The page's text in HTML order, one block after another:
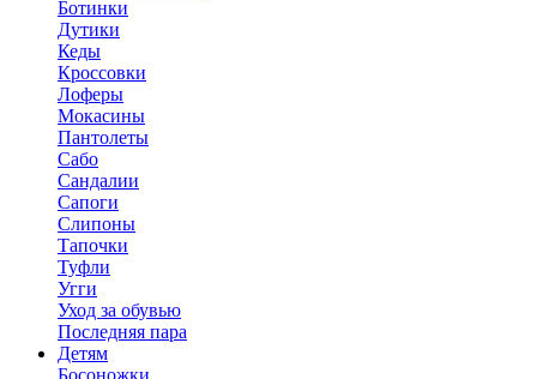
Ботинки
Дутики
Кеды
Кроссовки
Лоферы
Мокасины
Пантолеты
Сабо
Сандалии
Сапоги
Слипоны
Тапочки
Туфли
Угги
Уход за обувью
Последняя пара
Детям
Босоножки